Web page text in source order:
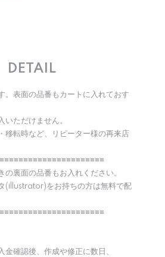
DETAIL
。表面の品番もカートに入れておす
いただけません。
移転時など、リピーター様の再来店
の裏面の品番もお入れください。
(illustrator)をお持ちの方は無料で配
金確認後、作成や修正に数日、